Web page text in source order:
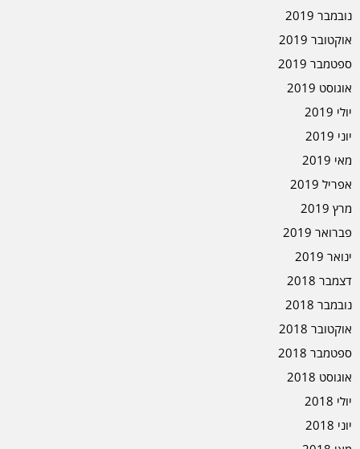
נובמבר 2019
אוקטובר 2019
ספטמבר 2019
אוגוסט 2019
יולי 2019
יוני 2019
מאי 2019
אפריל 2019
מרץ 2019
פברואר 2019
ינואר 2019
דצמבר 2018
נובמבר 2018
אוקטובר 2018
ספטמבר 2018
אוגוסט 2018
יולי 2018
יוני 2018